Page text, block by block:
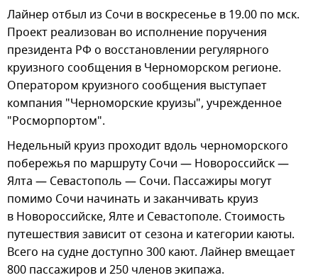
Лайнер отбыл из Сочи в воскресенье в 19.00 по мск.
Проект реализован во исполнение поручения
президента РФ о восстановлении регулярного
круизного сообщения в Черноморском регионе.
Оператором круизного сообщения выступает
компания "Черноморские круизы", учрежденное
"Росморпортом".
Недельный круиз проходит вдоль черноморского
побережья по маршруту Сочи — Новороссийск —
Ялта — Севастополь — Сочи. Пассажиры могут
помимо Сочи начинать и заканчивать круиз
в Новороссийске, Ялте и Севастополе. Стоимость
путешествия зависит от сезона и категории каюты.
Всего на судне доступно 300 кают. Лайнер вмещает
800 пассажиров и 250 членов экипажа.